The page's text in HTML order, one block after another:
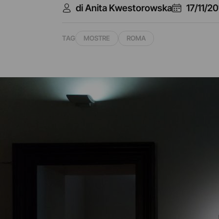
di Anita Kwestorowska 17/11/
TAG MOSTRE ROMA